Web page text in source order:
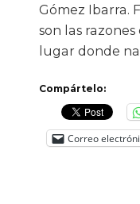
Gómez Ibarra.
son las
lugar donde
Compártelo:
Correo